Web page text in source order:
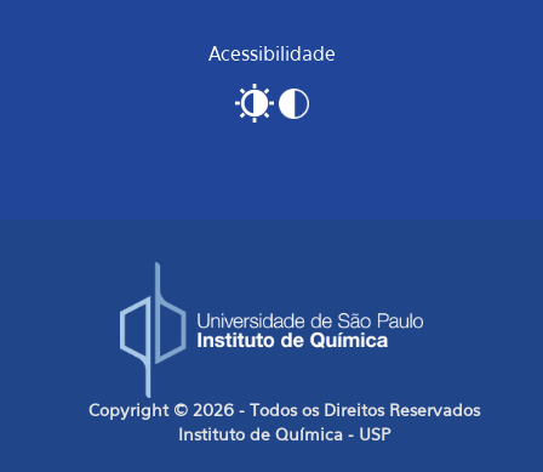
Acessibilidade
Copyright © 2026 - Todos os Direitos Reservados
Instituto de Química - USP